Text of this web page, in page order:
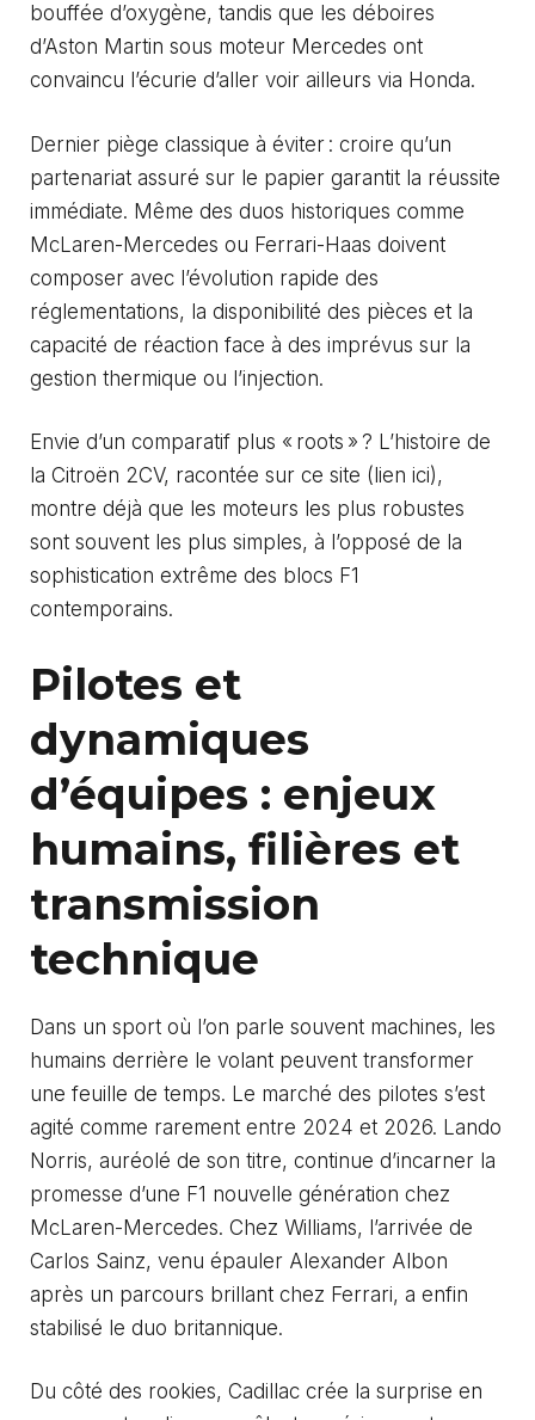
bouffée d’oxygène, tandis que les déboires
d’Aston Martin sous moteur Mercedes ont
convaincu l’écurie d’aller voir ailleurs via Honda.
Dernier piège classique à éviter : croire qu’un
partenariat assuré sur le papier garantit la réussite
immédiate. Même des duos historiques comme
McLaren-Mercedes ou Ferrari-Haas doivent
composer avec l’évolution rapide des
réglementations, la disponibilité des pièces et la
capacité de réaction face à des imprévus sur la
gestion thermique ou l’injection.
Envie d’un comparatif plus « roots » ? L’histoire de
la Citroën 2CV, racontée sur ce site ( lien ici),
montre déjà que les moteurs les plus robustes
sont souvent les plus simples, à l’opposé de la
sophistication extrême des blocs F1
contemporains.
Pilotes et
dynamiques
d’équipes : enjeux
humains, filières et
transmission
technique
Dans un sport où l’on parle souvent machines, les
humains derrière le volant peuvent transformer
une feuille de temps. Le marché des pilotes s’est
agité comme rarement entre 2024 et 2026. Lando
Norris, auréolé de son titre, continue d’incarner la
promesse d’une F1 nouvelle génération chez
McLaren-Mercedes. Chez Williams, l’arrivée de
Carlos Sainz, venu épauler Alexander Albon
après un parcours brillant chez Ferrari, a enfin
stabilisé le duo britannique.
Du côté des rookies, Cadillac crée la surprise en